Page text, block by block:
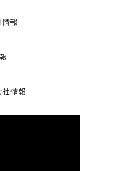
報
社情報